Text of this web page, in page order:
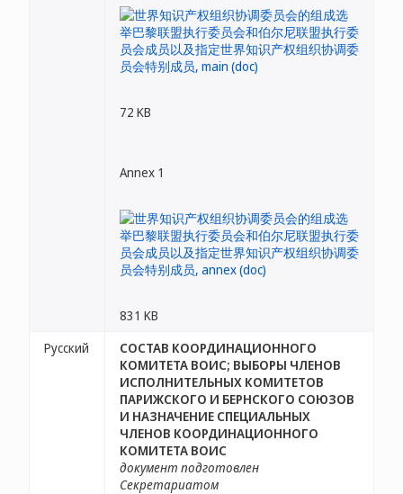
72 KB
Annex 1
831 KB
Русский
СОСТАВ КООРДИНАЦИОННОГО
КОМИТЕТА ВОИС; ВЫБОРЫ ЧЛЕНОВ
ИСПОЛНИТЕЛЬНЫХ КОМИТЕТОВ
ПАРИЖСКОГО И БЕРНСКОГО СОЮЗОВ
И НАЗНАЧЕНИЕ СПЕЦИАЛЬНЫХ
ЧЛЕНОВ КООРДИНАЦИОННОГО
КОМИТЕТА ВОИС
документ подготовлен
Секретариатом